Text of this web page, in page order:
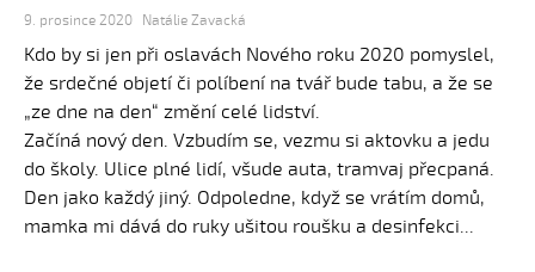
9. prosince 2020 Natálie Zavacká
Kdo by si jen při oslavách Nového roku 2020 pomyslel,
že srdečné objetí či políbení na tvář bude tabu, a že se
„ze dne na den“ změní celé lidství.
Začíná nový den. Vzbudím se, vezmu si aktovku a jedu
do školy. Ulice plné lidí, všude auta, tramvaj přecpaná.
Den jako každý jiný. Odpoledne, když se vrátím domů,
mamka mi dává do ruky ušitou roušku a desinfekci...